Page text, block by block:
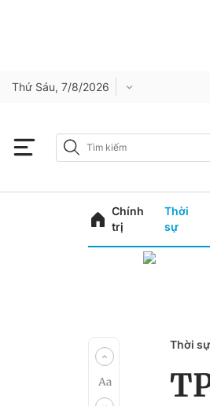
Thứ Sáu, 7/8/2026
Chính
trị
Thời
sự
Thời sự